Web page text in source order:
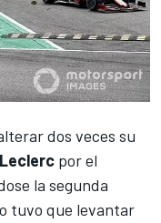
dos veces su
por el
la segunda
tuvo que levantar